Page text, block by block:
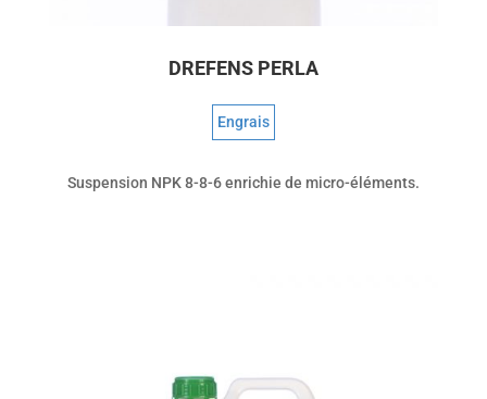
DREFENS PERLA
Engrais
Suspension NPK 8-8-6 enrichie de micro-éléments.